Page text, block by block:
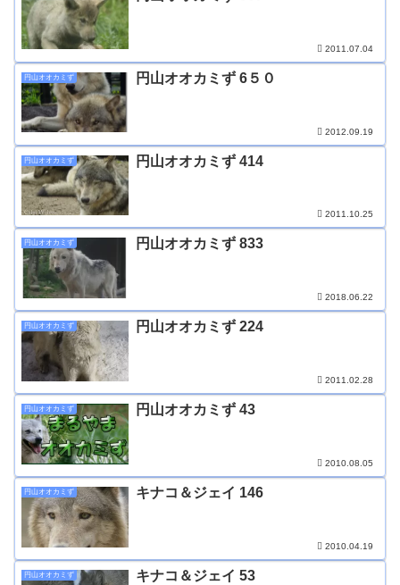
2011.07.04
円山オオカミず 円山オオカミず 6５０
2012.09.19
円山オオカミず 円山オオカミず 414
2011.10.25
円山オオカミず 円山オオカミず 833
2018.06.22
円山オオカミず 円山オオカミず 224
2011.02.28
円山オオカミず 円山オオカミず 43
2010.08.05
円山オオカミず キナコ＆ジェイ 146
2010.04.19
円山オオカミず キナコ＆ジェイ 53